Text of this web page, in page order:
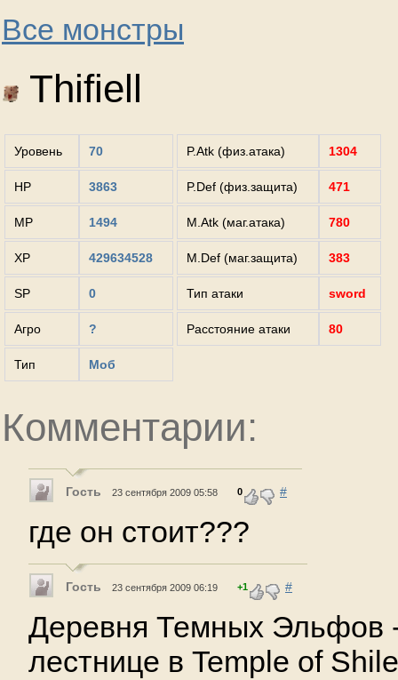
Все монстры
Thifiell
Уровень 70
HP 3863
MP 1494
XP 429634528
SP 0
Агро ?
Тип Моб
P.Atk (физ.атака) 1304
P.Def (физ.защита) 471
M.Atk (маг.атака) 780
M.Def (маг.защита) 383
Тип атаки sword
Расстояние атаки 80
Комментарии:
Гость 23 сентября 2009 05:58 0 #
где он стоит???
Гость 23 сентября 2009 06:19 +1 #
Деревня Темных Эльфов
лестнице в Temple of